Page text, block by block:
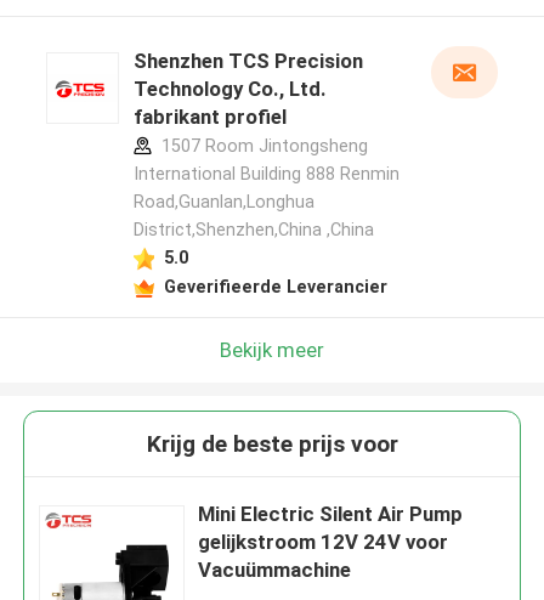
Shenzhen TCS Precision
Technology Co., Ltd.
fabrikant profiel
1507 Room Jintongsheng
International Building 888 Renmin
Road,Guanlan,Longhua
District,Shenzhen,China ,China
5.0
Geverifieerde Leverancier
Bekijk meer
Krijg de beste prijs voor
Mini Electric Silent Air Pump
gelijkstroom 12V 24V voor
Vacuümmachine